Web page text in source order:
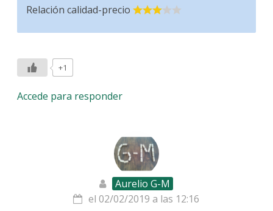
Relación calidad-precio
+1
Accede para responder
Aurelio G-M
el 02/02/2019 a las 12:16